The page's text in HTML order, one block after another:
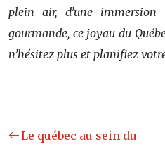
plein air, d’une immersion
gourmande, ce joyau du
n’hésitez plus et planifiez
Le québec au sein du